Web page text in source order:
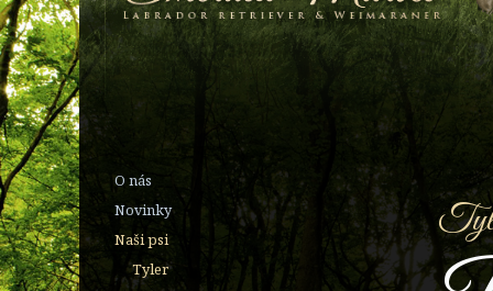
O nás
Novinky
Naši psi
Tyler